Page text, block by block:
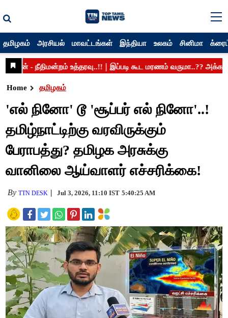
தமிழகம் அரசியல் மாவட்டங்கள் இந்தியா உலகம் சினிமா
Home தமிழகம்
'எல் நினோ' டூ 'சூப்பர் எல் நினோ'..!
தமிழ்நாட்டிற்கு வரவிருக்கும்
பேராபத்து? தமிழக அரசுக்கு
வானிலை ஆய்வாளர் எச்சரிக்கை!
ByTTN DESK Jul 3, 2026, 11:10 IST 5:40:25 AM